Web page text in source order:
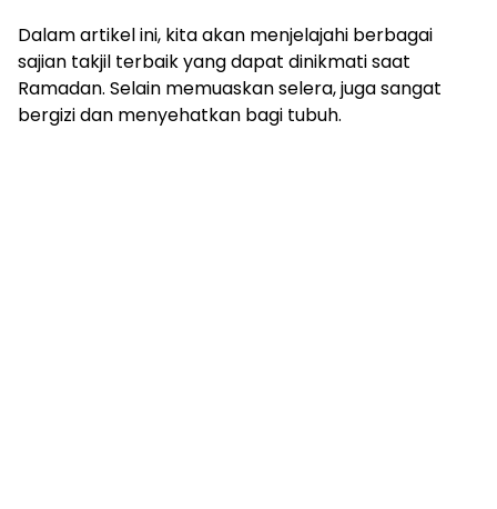
Dalam artikel ini, kita akan menjelajahi berbagai
sajian takjil terbaik yang dapat dinikmati saat
Ramadan. Selain memuaskan selera, juga sangat
bergizi dan menyehatkan bagi tubuh.